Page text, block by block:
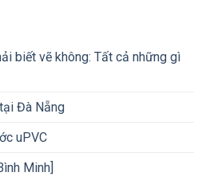
biết vẽ không: Tất cả những gì
Đà Nẵng
uPVC
Minh]